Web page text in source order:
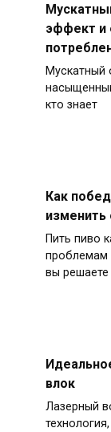
эффект и
Мускатный
кто знает
Как
Пить пиво
проблемам
вы решаете
влок
Лазерный